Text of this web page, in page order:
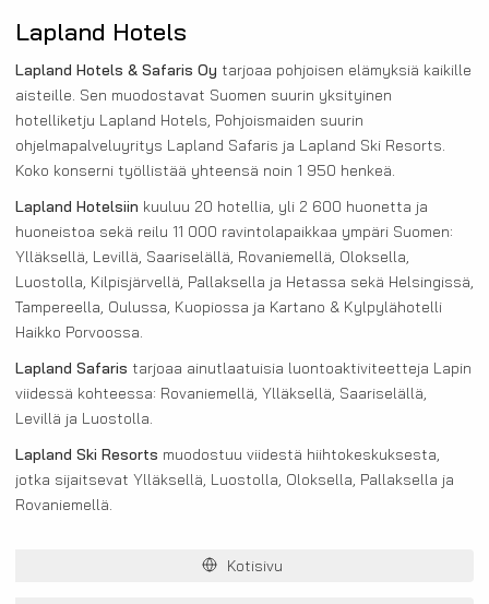
Lapland Hotels
Lapland Hotels & Safaris Oy tarjoaa pohjoisen elämyksiä kaikille
aisteille. Sen muodostavat Suomen suurin yksityinen
hotelliketju Lapland Hotels, Pohjoismaiden suurin
ohjelmapalveluyritys Lapland Safaris ja Lapland Ski Resorts.
Koko konserni työllistää yhteensä noin 1 950 henkeä.
Lapland Hotelsiin kuuluu 20 hotellia, yli 2 600 huonetta ja
huoneistoa sekä reilu 11 000 ravintolapaikkaa ympäri Suomen:
Ylläksellä, Levillä, Saariselällä, Rovaniemellä, Oloksella,
Luostolla, Kilpisjärvellä, Pallaksella ja Hetassa sekä Helsingissä,
Tampereella, Oulussa, Kuopiossa ja Kartano & Kylpylähotelli
Haikko Porvoossa.
Lapland Safaris tarjoaa ainutlaatuisia luontoaktiviteetteja Lapin
viidessä kohteessa: Rovaniemellä, Ylläksellä, Saariselällä,
Levillä ja Luostolla.
Lapland Ski Resorts muodostuu viidestä hiihtokeskuksesta,
jotka sijaitsevat Ylläksellä, Luostolla, Oloksella, Pallaksella ja
Rovaniemellä.
Kotisivu